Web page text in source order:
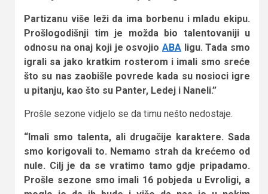
Partizanu više leži da ima borbenu i mladu ekipu.
Prošlogodišnji tim je možda bio talentovaniji u
odnosu na onaj koji je osvojio ABA ligu. Tada smo
igrali sa jako kratkim rosterom i imali smo sreće
što su nas zaobišle povrede kada su nosioci igre
u pitanju, kao što su Panter, Ledej i Naneli.”
Prošle sezone vidjelo se da timu nešto nedostaje.
“Imali smo talenta, ali drugačije karaktere. Sada
smo korigovali to. Nemamo strah da krećemo od
nule. Cilj je da se vratimo tamo gdje pripadamo.
Prošle sezone smo imali 16 pobjeda u Evroligi, a